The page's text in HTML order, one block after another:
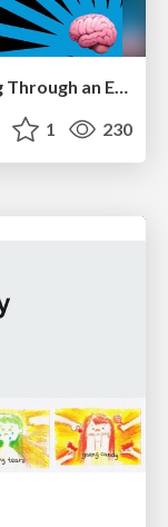
The innovator’s Mindset - Leading Through an Era of Exponential Change - McGill University 2025
1 230